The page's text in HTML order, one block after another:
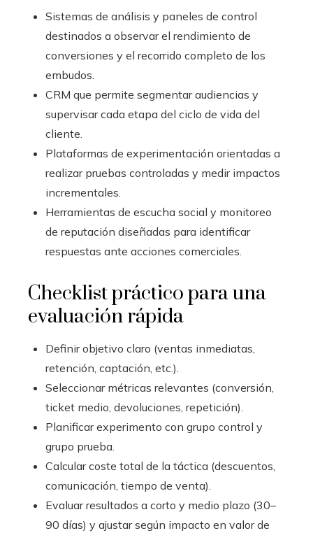
Sistemas de análisis y paneles de control
destinados a observar el rendimiento de
conversiones y el recorrido completo de los
embudos.
CRM que permite segmentar audiencias y
supervisar cada etapa del ciclo de vida del
cliente.
Plataformas de experimentación orientadas a
realizar pruebas controladas y medir impactos
incrementales.
Herramientas de escucha social y monitoreo
de reputación diseñadas para identificar
respuestas ante acciones comerciales.
Checklist práctico para una
evaluación rápida
Definir objetivo claro (ventas inmediatas,
retención, captación, etc.).
Seleccionar métricas relevantes (conversión,
ticket medio, devoluciones, repetición).
Planificar experimento con grupo control y
grupo prueba.
Calcular coste total de la táctica (descuentos,
comunicación, tiempo de venta).
Evaluar resultados a corto y medio plazo (30–
90 días) y ajustar según impacto en valor de